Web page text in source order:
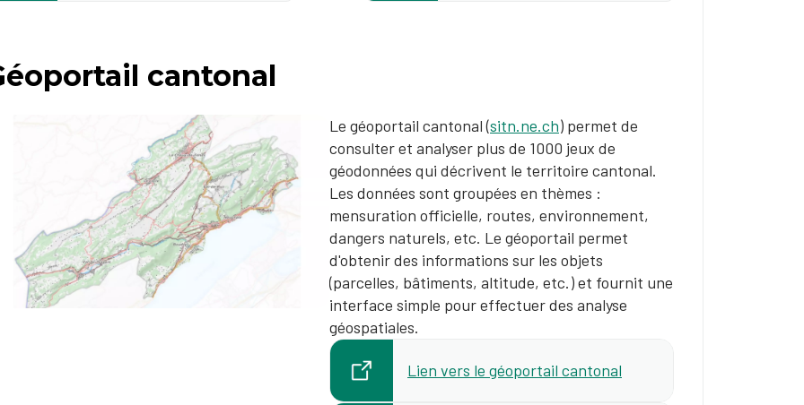
cantonal
Le géoportail cantonal (sitn.ne.ch) permet de
consulter et analyser plus de 1000 jeux de
géodonnées qui décrivent le territoire cantonal.
Les données sont groupées en thèmes :
mensuration officielle, routes, environnement,
dangers naturels, etc. Le géoportail permet
d'obtenir des informations sur les objets
(parcelles, bâtiments, altitude, etc.) et fournit une
interface simple pour effectuer des analyse
géospatiales.
Lien vers le géoportail cantonal